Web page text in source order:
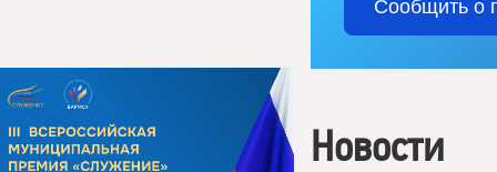
Новости